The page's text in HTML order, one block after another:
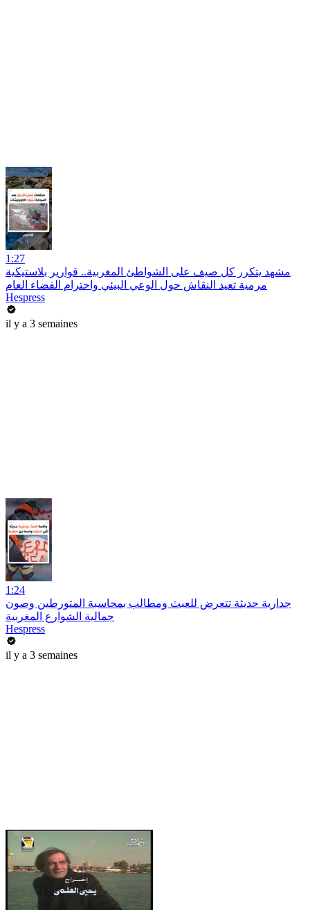
1:27
مشهد يتكرر كل صيف على الشواطئ المغربية.. قوارير بلاستيكية
مرمية تعيد النقاش حول الوعي البيئي واحترام الفضاء العام
Hespress
il y a 3 semaines
1:24
جدارية حديثة تتعرض للعبث ومطالب بمحاسبة المتورطين وصون
جمالية الشوارع المغربية
Hespress
il y a 3 semaines